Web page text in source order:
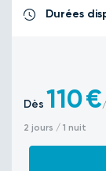
Durées
Dès 110€
2 jours / 1 nuit